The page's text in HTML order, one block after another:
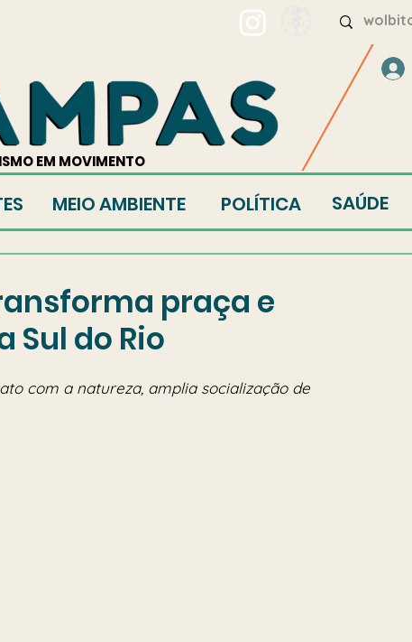
EM MOVIMENTO
MEIO AMBIENTE POLÍTICA SAÚDE
praça e
Sul do Rio
com a natureza, amplia socialização de